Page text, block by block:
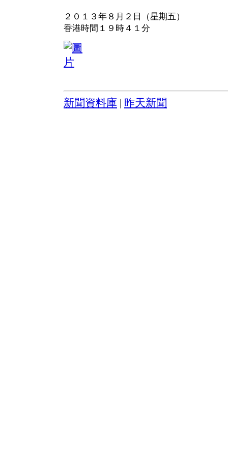
２０１３年８月２日（星期五）
香港時間１９時４１分
新聞資料庫 昨天新聞